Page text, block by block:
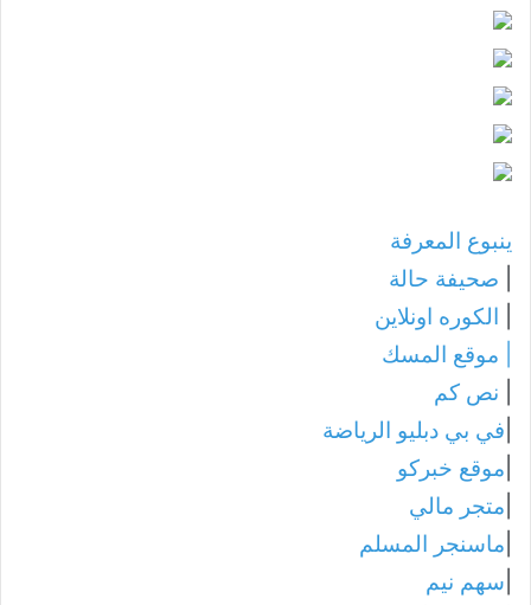
ينبوع المعرفة
صحيفة حالة
الكوره اونلاين
موقع المسك
نص كم
في بي دبليو الرياضة
موقع خبركو
متجر مالي
ماسنجر المسلم
سهم نيم